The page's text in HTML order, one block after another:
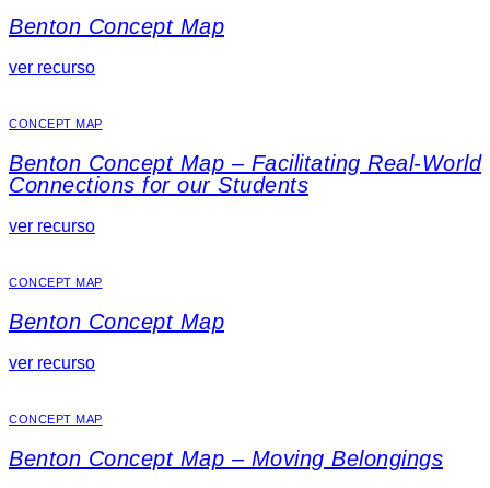
Benton Concept Map
ver recurso
CONCEPT MAP
Benton Concept Map – Facilitating Real-World
Connections for our Students
ver recurso
CONCEPT MAP
Benton Concept Map
ver recurso
CONCEPT MAP
Benton Concept Map – Moving Belongings